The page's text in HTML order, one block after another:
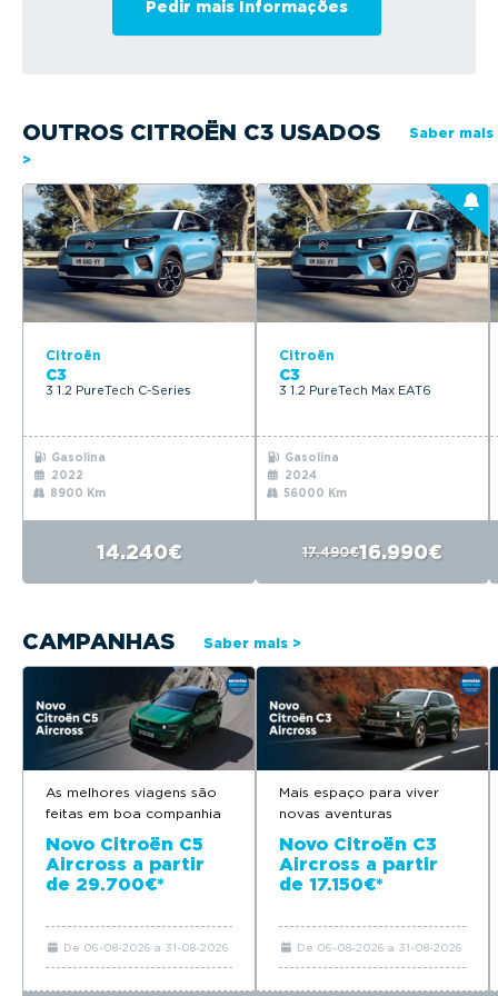
OUTROS CITROËN C3 USADOS
Saber mais
>
Citroën
C3
3 1.2 PureTech C-Series
Gasolina
2022
8900 Km
14.240€
Citroën
C3
3 1.2 PureTech Max EAT6
Gasolina
2024
56000 Km
17.490€16.990€
CAMPANHAS Saber mais >
As melhores viagens são
feitas em boa companhia
Novo Citroën C5
Aircross a partir
de 29.700€*
De 06-08-2026 a 31-08-2026
Mais espaço para viver
novas aventuras
Novo Citroën C3
Aircross a partir
de 17.150€*
De 06-08-2026 a 31-08-2026